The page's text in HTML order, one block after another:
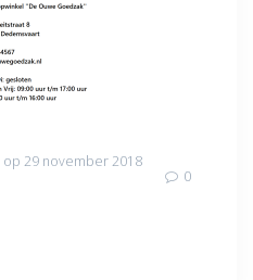
op 29 november 2018
0